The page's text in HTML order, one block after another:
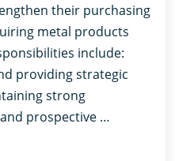
their purchasing
metal products
include:
providing strategic
strong
prospective …